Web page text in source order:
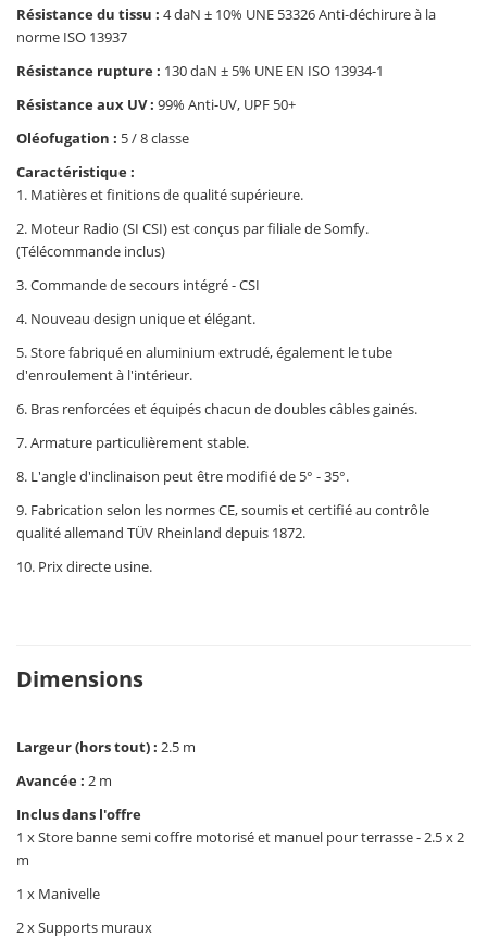
Résistance du tissu : 4 daN ± 10% UNE 53326 Anti-déchirure à la
norme ISO 13937
Résistance rupture : 130 daN ± 5% UNE EN ISO 13934-1
Résistance aux UV : 99% Anti-UV, UPF 50+
Oléofugation : 5 / 8 classe
Caractéristique :
1. Matières et finitions de qualité supérieure.
2. Moteur Radio (SI CSI) est conçus par filiale de Somfy.
(Télécommande inclus)
3. Commande de secours intégré - CSI
4. Nouveau design unique et élégant.
5. Store fabriqué en aluminium extrudé, également le tube
d'enroulement à l'intérieur.
6. Bras renforcées et équipés chacun de doubles câbles gainés.
7. Armature particulièrement stable.
8. L'angle d'inclinaison peut être modifié de 5° - 35°.
9. Fabrication selon les normes CE, soumis et certifié au contrôle
qualité allemand TÜV Rheinland depuis 1872.
10. Prix directe usine.
Dimensions
Largeur (hors tout) : 2.5 m
Avancée : 2 m
Inclus dans l'offre
1 x Store banne semi coffre motorisé et manuel pour terrasse - 2.5 x 2
m
1 x Manivelle
2 x Supports muraux